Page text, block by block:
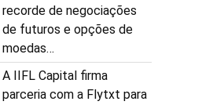
recorde de negociações
de futuros e opções de
moedas…
A IIFL Capital firma
parceria com a Flytxt para